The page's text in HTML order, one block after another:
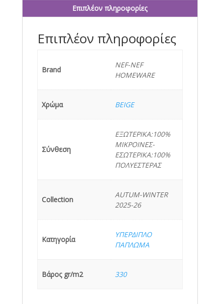
Επιπλέον πληροφορίες
Επιπλέον πληροφορίες
Brand
NEF-NEF
HOMEWARE
Χρώμα BEIGE
Σύνθεση
ΕΞΩΤΕΡΙΚΑ:100%
ΜΙΚΡΟΙΝΕΣ-
ΕΣΩΤΕΡΙΚΑ:100%
ΠΟΛΥΕΣΤΕΡΑΣ
Collection
AUTUM-WINTER
2025-26
Κατηγορία
ΥΠΕΡΔΙΠΛΟ
ΠΑΠΛΩΜΑ
Βάρος gr/m2 330